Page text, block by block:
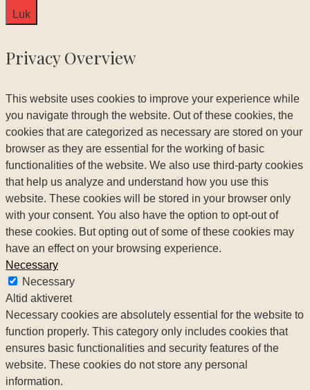
Luk
Privacy Overview
This website uses cookies to improve your experience while
you navigate through the website. Out of these cookies, the
cookies that are categorized as necessary are stored on your
browser as they are essential for the working of basic
functionalities of the website. We also use third-party cookies
that help us analyze and understand how you use this
website. These cookies will be stored in your browser only
with your consent. You also have the option to opt-out of
these cookies. But opting out of some of these cookies may
have an effect on your browsing experience.
Necessary
Necessary
Altid aktiveret
Necessary cookies are absolutely essential for the website to
function properly. This category only includes cookies that
ensures basic functionalities and security features of the
website. These cookies do not store any personal
information.